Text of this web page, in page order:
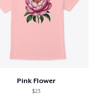
Pink Flower
$23